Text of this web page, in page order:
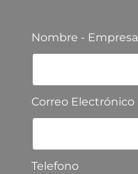
Nombre - Empresa
Correo Electrónico
Telefono